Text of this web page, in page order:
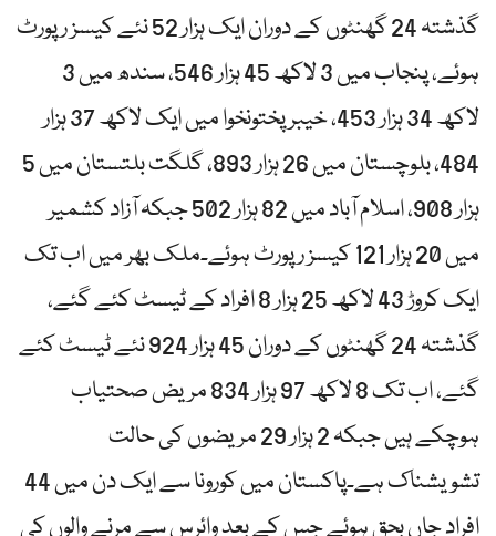
گذشتہ 24 گھنٹوں کے دوران ایک ہزار 52 نئے کیسز رپورٹ
ہوئے، پنجاب میں 3 لاکھ 45 ہزار 546، سندھ میں 3
لاکھ 34 ہزار 453، خیبر پختونخوا میں ایک لاکھ 37 ہزار
484، بلوچستان میں 26 ہزار 893، گلگت بلتستان میں 5
ہزار 908، اسلام آباد میں 82 ہزار 502 جبکہ آزاد کشمیر
میں 20 ہزار 121 کیسز رپورٹ ہوئے۔ملک بھر میں اب تک
ایک کروڑ 43 لاکھ 25 ہزار 8 افراد کے ٹیسٹ کئے گئے،
گذشتہ 24 گھنٹوں کے دوران 45 ہزار 924 نئے ٹیسٹ کئے
گئے، اب تک 8 لاکھ 97 ہزار 834 مریض صحتیاب
ہوچکے ہیں جبکہ 2 ہزار 29 مریضوں کی حالت
تشویشناک ہے۔پاکستان میں کورونا سے ایک دن میں 44
افراد جاں بحق ہوئے جس کے بعد وائرس سے مرنے والوں کی